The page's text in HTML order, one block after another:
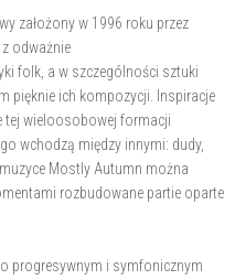
założony w 1996 roku przez
odważnie
folk, a w szczególności sztuki
pięknie ich kompozycji. Inspiracje
tej wieloosobowej formacji
wchodzą między innymi: dudy,
Mostly Autumn można
rozbudowane partie oparte
o progresywnym i symfonicznym